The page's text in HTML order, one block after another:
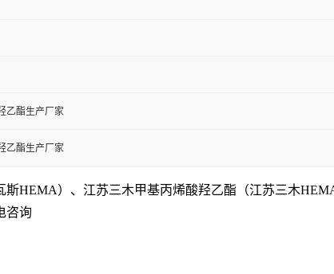
乙酯生产厂家
乙酯生产厂家
斯HEMA）、江苏三木甲基丙烯酸羟乙酯（江苏三木
咨询